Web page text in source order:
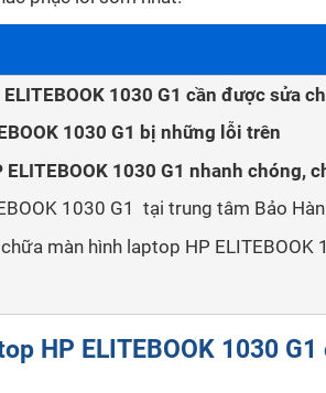
1030 G1 cần được sửa
1030 G1 bị những lỗi trên
1030 G1 nhanh chóng,
1030 G1 tại trung tâm Bảo
màn hình laptop HP ELITEBOOK
HP ELITEBOOK 1030